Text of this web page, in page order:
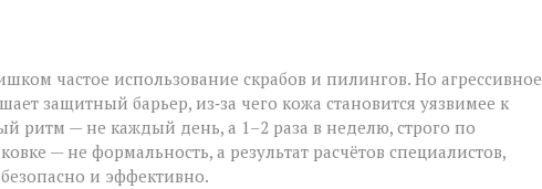
частое использование скрабов и пилингов. Но агрессивное
защитный барьер, из‑за чего кожа становится уязвимее к
— не каждый день, а 1–2 раза в неделю, строго по
— не формальность, а результат расчётов специалистов,
и эффективно.